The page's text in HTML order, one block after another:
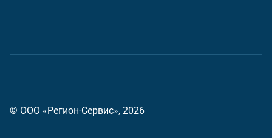
© ООО «Регион-Сервис», 2026